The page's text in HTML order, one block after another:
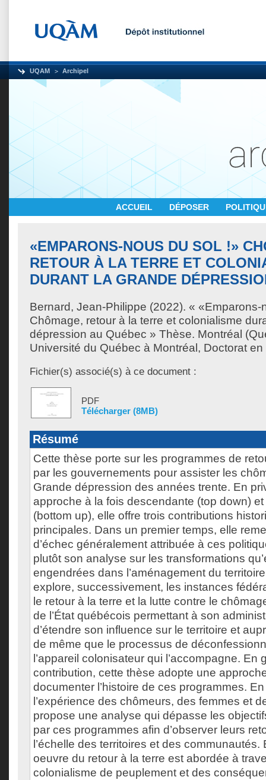
UQAM Archipel
ACCUEIL DÉPOSER
«EMPARONS-NOUS DU SOL !»
RETOUR À LA TERRE ET
DURANT LA GRANDE
Bernard, Jean-Philippe (2022). « «Emparons-
Chômage, retour à la terre et colonialisme
dépression au Québec » Thèse. Montréal
Université du Québec à Montréal, Doctorat en
Fichier(s) associé(s) à ce document :
PDF
Télécharger (8MB)
Résumé
Cette thèse porte sur les programmes de
par les gouvernements pour assister les
Grande dépression des années trente. En
approche à la fois descendante (top down)
(bottom up), elle offre trois contributions
principales. Dans un premier temps, elle
d’échec généralement attribuée à ces
plutôt son analyse sur les transformations
engendrées dans l’aménagement du
explore, successivement, les instances
le retour à la terre et la lutte contre le
de l’État québécois permettant à son
d’étendre son influence sur le territoire et
de même que le processus de
l’appareil colonisateur qui l’accompagne. En
contribution, cette thèse adopte une
documenter l’histoire de ces programmes.
l’expérience des chômeurs, des femmes et
propose une analyse qui dépasse les
par ces programmes afin d’observer leurs
l’échelle des territoires et des communautés.
oeuvre du retour à la terre est abordée à
colonialisme de peuplement et des